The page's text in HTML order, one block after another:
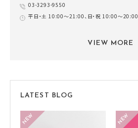
03-3293-9550
平日・土 10:00～21:00、日・祝 10:00～20:00
VIEW MORE
LATEST BLOG